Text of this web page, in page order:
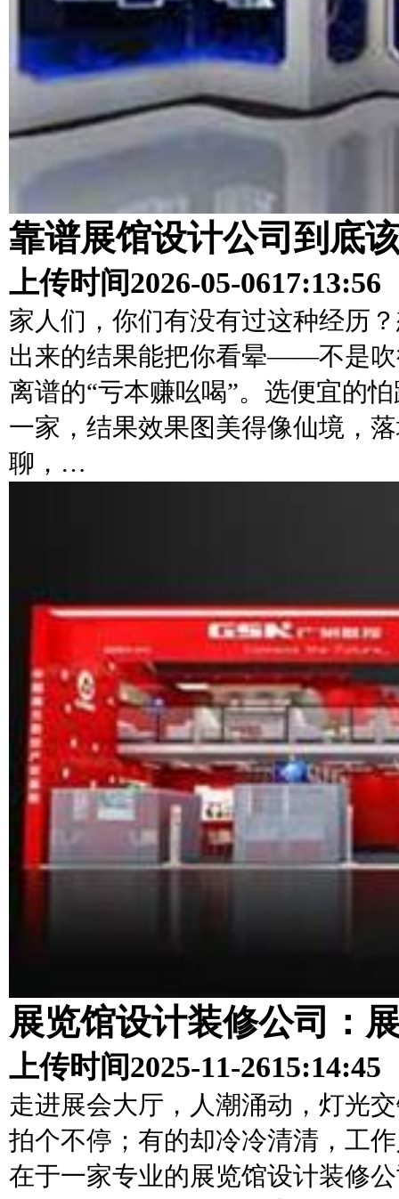
靠谱展馆设计公司到底
上传时间2026-05-0617:13:56
家人们，你们有没有过这种经历
出来的结果能把你看晕——不是吹
离谱的“亏本赚吆喝”。选便宜的
一家，结果效果图美得像仙境，
聊，…
展览馆设计装修公司：
上传时间2025-11-2615:14:45
走进展会大厅，人潮涌动，灯光
拍个不停；有的却冷冷清清，工
在于一家专业的展览馆设计装修